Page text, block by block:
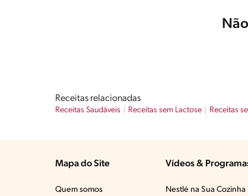
Receitas relacionadas
Receitas Saudáveis Receitas sem Lactose Receitas
Mapa do Site
Quem somos
Vídeos &
Nestlé na Sua Cozinha